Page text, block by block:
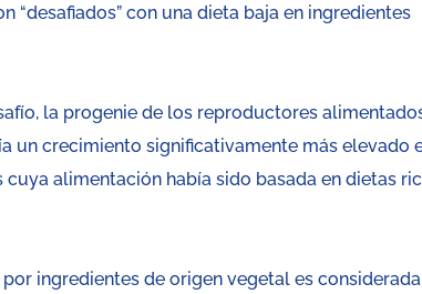
con una dieta baja en ingredientes
la progenie de los reproductores
un crecimiento significativamente más elevado
alimentación había sido basada en dietas
ingredientes de origen vegetal es considerada